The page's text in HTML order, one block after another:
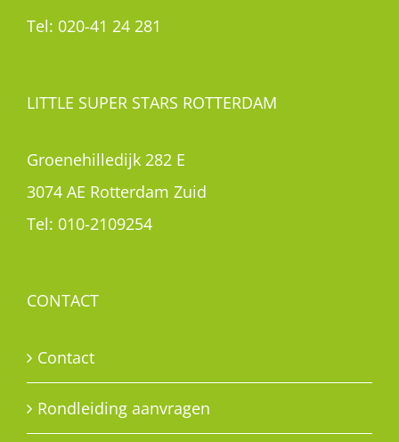
Tel: 020-41 24 281
LITTLE SUPER STARS ROTTERDAM
Groenehilledijk 282 E
3074 AE Rotterdam Zuid
Tel: 010-2109254
CONTACT
Contact
Rondleiding aanvragen